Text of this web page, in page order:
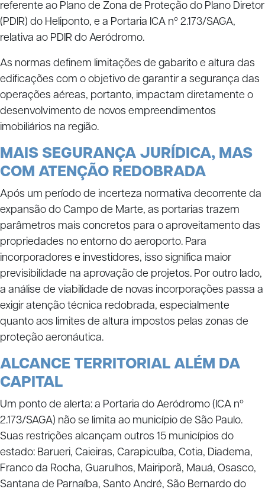
referente ao Plano de Zona de Proteção do Plano Diretor
(PDIR) do Heliponto, e a Portaria ICA nº 2.173/SAGA,
relativa ao PDIR do Aeródromo.
As normas definem limitações de gabarito e altura das
edificações com o objetivo de garantir a segurança das
operações aéreas, portanto, impactam diretamente o
desenvolvimento de novos empreendimentos
imobiliários na região.
MAIS SEGURANÇA JURÍDICA, MAS
COM ATENÇÃO REDOBRADA
Após um período de incerteza normativa decorrente da
expansão do Campo de Marte, as portarias trazem
parâmetros mais concretos para o aproveitamento das
propriedades no entorno do aeroporto. Para
incorporadores e investidores, isso significa maior
previsibilidade na aprovação de projetos. Por outro lado,
a análise de viabilidade de novas incorporações passa a
exigir atenção técnica redobrada, especialmente
quanto aos limites de altura impostos pelas zonas de
proteção aeronáutica.
ALCANCE TERRITORIAL ALÉM DA
CAPITAL
Um ponto de alerta: a Portaria do Aeródromo (ICA nº
2.173/SAGA) não se limita ao município de São Paulo.
Suas restrições alcançam outros 15 municípios do
estado: Barueri, Caieiras, Carapicuíba, Cotia, Diadema,
Franco da Rocha, Guarulhos, Mairiporã, Mauá, Osasco,
Santana de Parnaíba, Santo André, São Bernardo do